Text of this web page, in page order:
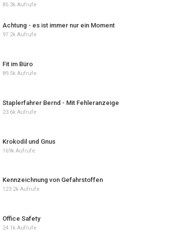
85.3k Aufrufe
Achtung - es ist immer nur ein Moment
97.2k Aufrufe
Fit im Büro
89.5k Aufrufe
Staplerfahrer Bernd - Mit Fehleranzeige
23.6k Aufrufe
Krokodil und Gnus
169k Aufrufe
Kennzeichnung von Gefahrstoffen
123.2k Aufrufe
Office Safety
24.1k Aufrufe